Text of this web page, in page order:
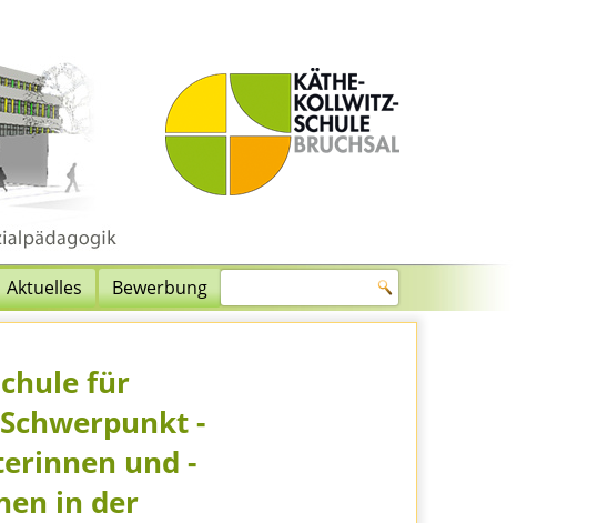
Aktuelles Bewerbung
für
-
und -
in der